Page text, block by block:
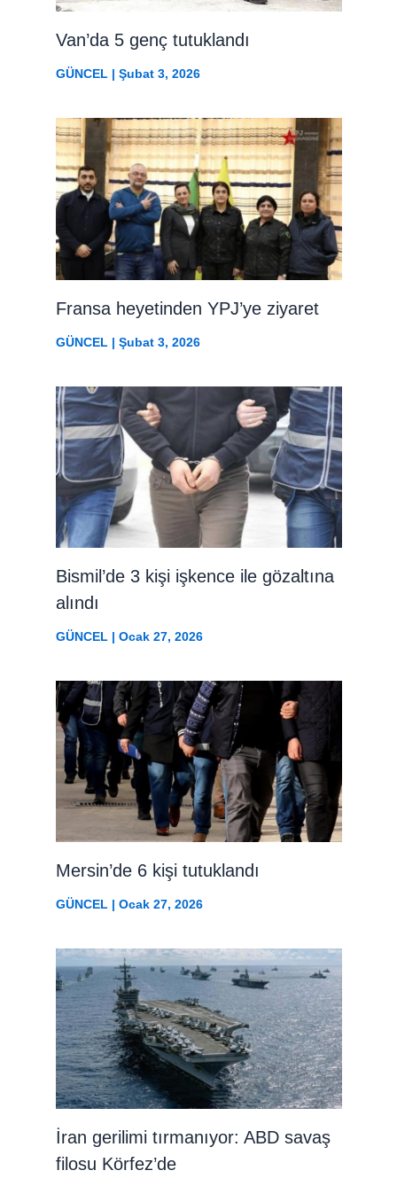
Van’da 5 genç tutuklandı
GÜNCEL| Şubat 3, 2026
Fransa heyetinden YPJ’ye ziyaret
GÜNCEL | Şubat 3, 2026
Bismil’de 3 kişi işkence ile gözaltına
alındı
GÜNCEL| Ocak 27, 2026
Mersin’de 6 kişi tutuklandı
GÜNCEL | Ocak 27, 2026
İran gerilimi tırmanıyor: ABD savaş
filosu Körfez’de